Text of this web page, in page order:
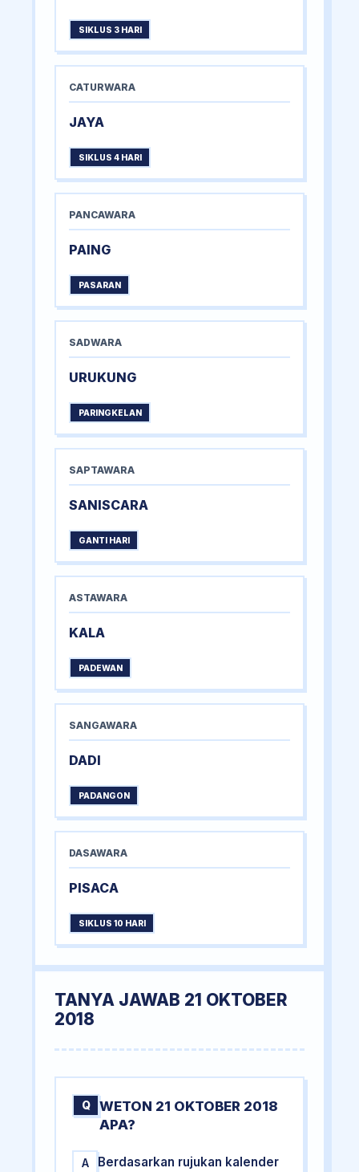
SIKLUS 3 HARI
CATURWARA
JAYA
SIKLUS 4 HARI
PANCAWARA
PAING
PASARAN
SADWARA
URUKUNG
PARINGKELAN
SAPTAWARA
SANISCARA
GANTI HARI
ASTAWARA
KALA
PADEWAN
SANGAWARA
DADI
PADANGON
DASAWARA
PISACA
SIKLUS 10 HARI
TANYA JAWAB 21 OKTOBER
2018
Q
WETON 21 OKTOBER 2018
APA?
A
Berdasarkan rujukan kalender